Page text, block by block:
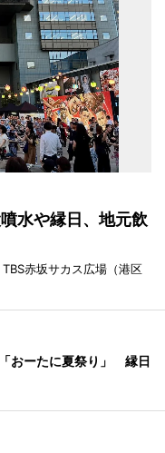
水や縁日、地元飲
赤坂サカス広場（港区
おーたに夏祭り」 縁日